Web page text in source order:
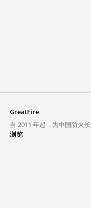
GreatFire
自 2011 年起，为中国防火长
浏览